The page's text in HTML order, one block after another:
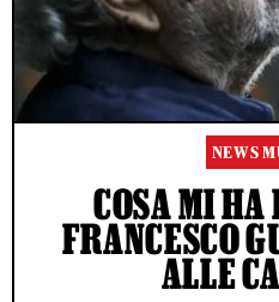
NEWS
COSA MI HA
FRANCESCO
ALLE